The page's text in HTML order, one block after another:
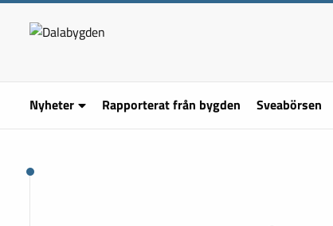
Nyheter Rapporterat från bygden Sveabörsen